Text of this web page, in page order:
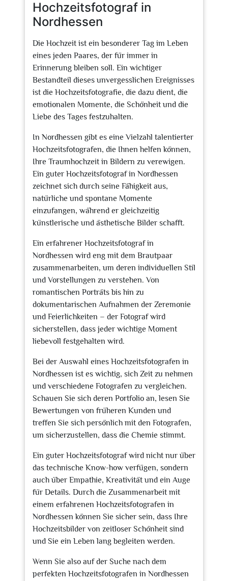
Hochzeitsfotograf in
Nordhessen
Die Hochzeit ist ein besonderer Tag im Leben
eines jeden Paares, der für immer in
Erinnerung bleiben soll. Ein wichtiger
Bestandteil dieses unvergesslichen Ereignisses
ist die Hochzeitsfotografie, die dazu dient, die
emotionalen Momente, die Schönheit und die
Liebe des Tages festzuhalten.
In Nordhessen gibt es eine Vielzahl talentierter
Hochzeitsfotografen, die Ihnen helfen können,
Ihre Traumhochzeit in Bildern zu verewigen.
Ein guter Hochzeitsfotograf in Nordhessen
zeichnet sich durch seine Fähigkeit aus,
natürliche und spontane Momente
einzufangen, während er gleichzeitig
künstlerische und ästhetische Bilder schafft.
Ein erfahrener Hochzeitsfotograf in
Nordhessen wird eng mit dem Brautpaar
zusammenarbeiten, um deren individuellen Stil
und Vorstellungen zu verstehen. Von
romantischen Porträts bis hin zu
dokumentarischen Aufnahmen der Zeremonie
und Feierlichkeiten – der Fotograf wird
sicherstellen, dass jeder wichtige Moment
liebevoll festgehalten wird.
Bei der Auswahl eines Hochzeitsfotografen in
Nordhessen ist es wichtig, sich Zeit zu nehmen
und verschiedene Fotografen zu vergleichen.
Schauen Sie sich deren Portfolio an, lesen Sie
Bewertungen von früheren Kunden und
treffen Sie sich persönlich mit den Fotografen,
um sicherzustellen, dass die Chemie stimmt.
Ein guter Hochzeitsfotograf wird nicht nur über
das technische Know-how verfügen, sondern
auch über Empathie, Kreativität und ein Auge
für Details. Durch die Zusammenarbeit mit
einem erfahrenen Hochzeitsfotografen in
Nordhessen können Sie sicher sein, dass Ihre
Hochzeitsbilder von zeitloser Schönheit sind
und Sie ein Leben lang begleiten werden.
Wenn Sie also auf der Suche nach dem
perfekten Hochzeitsfotografen in Nordhessen